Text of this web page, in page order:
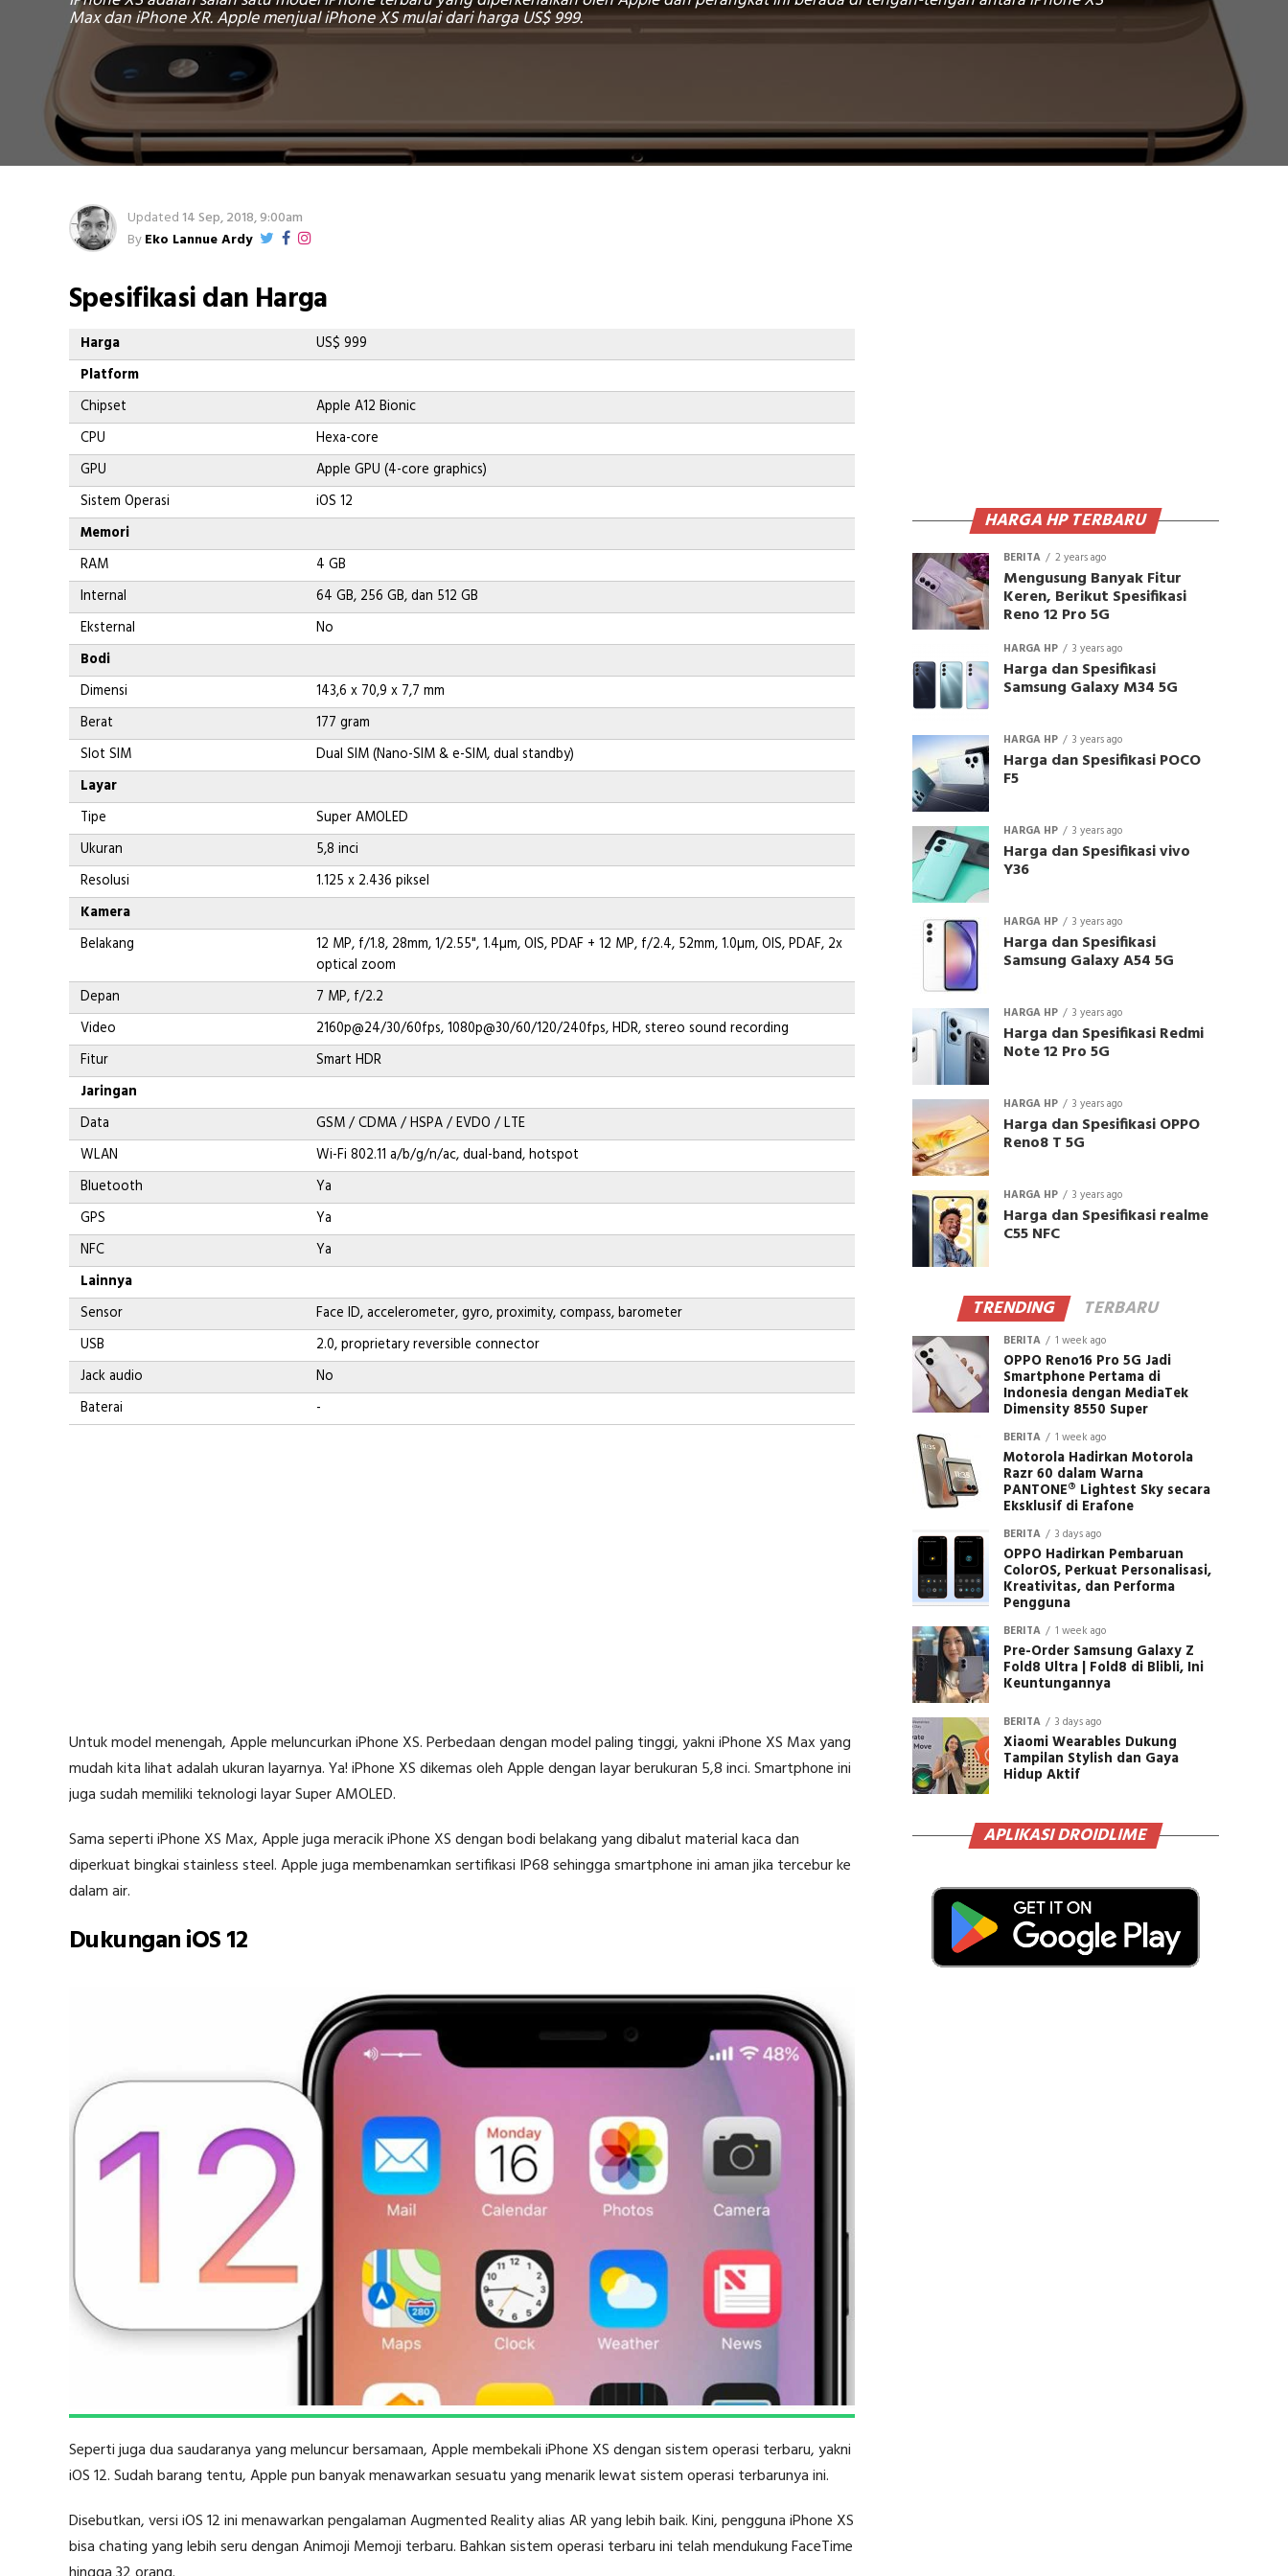
Max dan iPhone XR. Apple menjual iPhone XS mulai dari harga US$ 999.
Updated 14 Sep, 2018, 9:00am
ByEko Lannue Ardy
Spesifikasi dan Harga
Harga
US$ 999
Platform
Chipset
Apple A12 Bionic
CPU
Hexa-core
GPU
Apple GPU (4-core graphics)
Sistem Operasi
iOS 12
Memori
RAM
4 GB
Internal
64 GB, 256 GB, dan 512 GB
Eksternal
No
Bodi
Dimensi
143,6 x 70,9 x 7,7 mm
Berat
177 gram
Slot SIM
Dual SIM (Nano-SIM & e-SIM, dual standby)
Layar
Tipe
Super AMOLED
Ukuran
5,8 inci
Resolusi
1.125 x 2.436 piksel
Kamera
Belakang
12 MP, f/1.8, 28mm, 1/2.55", 1.4µm, OIS, PDAF + 12 MP, f/2.4, 52mm, 1.0µm, OIS, PDAF, 2x
optical zoom
Depan
7 MP, f/2.2
Video
2160p@24/30/60fps, 1080p@30/60/120/240fps, HDR, stereo sound recording
Fitur
Smart HDR
Jaringan
Data
GSM / CDMA / HSPA / EVDO / LTE
WLAN
Wi-Fi 802.11 a/b/g/n/ac, dual-band, hotspot
Bluetooth
Ya
GPS
Ya
NFC
Ya
Lainnya
Sensor
Face ID, accelerometer, gyro, proximity, compass, barometer
USB
2.0, proprietary reversible connector
Jack audio
No
Baterai
-
Untuk model menengah, Apple meluncurkan iPhone XS. Perbedaan dengan model paling tinggi, yakni iPhone XS Max yang
mudah kita lihat adalah ukuran layarnya. Ya! iPhone XS dikemas oleh Apple dengan layar berukuran 5,8 inci. Smartphone ini
juga sudah memiliki teknologi layar Super AMOLED.
Sama seperti iPhone XS Max, Apple juga meracik iPhone XS dengan bodi belakang yang dibalut material kaca dan
diperkuat bingkai stainless steel. Apple juga membenamkan sertifikasi IP68 sehingga smartphone ini aman jika tercebur ke
dalam air.
Dukungan iOS 12
Seperti juga dua saudaranya yang meluncur bersamaan, Apple membekali iPhone XS dengan sistem operasi terbaru, yakni
iOS 12. Sudah barang tentu, Apple pun banyak menawarkan sesuatu yang menarik lewat sistem operasi terbarunya ini.
Disebutkan, versi iOS 12 ini menawarkan pengalaman Augmented Reality alias AR yang lebih baik. Kini, pengguna iPhone XS
bisa chating yang lebih seru dengan Animoji Memoji terbaru. Bahkan sistem operasi terbaru ini telah mendukung FaceTime
HARGA HP TERBARU
BERITA 2 years ago
Mengusung Banyak Fitur
Keren, Berikut Spesifikasi
Reno 12 Pro 5G
HARGA HP 3 years ago
Harga dan Spesifikasi
Samsung Galaxy M34 5G
HARGA HP 3 years ago
Harga dan Spesifikasi POCO
F5
HARGA HP 3 years ago
Harga dan Spesifikasi vivo
Y36
HARGA HP 3 years ago
Harga dan Spesifikasi
Samsung Galaxy A54 5G
HARGA HP 3 years ago
Harga dan Spesifikasi Redmi
Note 12 Pro 5G
HARGA HP 3 years ago
Harga dan Spesifikasi OPPO
Reno8 T 5G
HARGA HP 3 years ago
Harga dan Spesifikasi realme
C55 NFC
TRENDING TERBARU
BERITA 1 week ago
OPPO Reno16 Pro 5G Jadi
Smartphone Pertama di
Indonesia dengan MediaTek
Dimensity 8550 Super
BERITA 1 week ago
Motorola Hadirkan Motorola
Razr 60 dalam Warna
PANTONE® Lightest Sky secara
Eksklusif di Erafone
BERITA 3 days ago
OPPO Hadirkan Pembaruan
ColorOS, Perkuat Personalisasi,
Kreativitas, dan Performa
Pengguna
BERITA 1 week ago
Pre-Order Samsung Galaxy Z
Fold8 Ultra | Fold8 di Blibli, Ini
Keuntungannya
BERITA 3 days ago
Xiaomi Wearables Dukung
Tampilan Stylish dan Gaya
Hidup Aktif
APLIKASI DROIDLIME